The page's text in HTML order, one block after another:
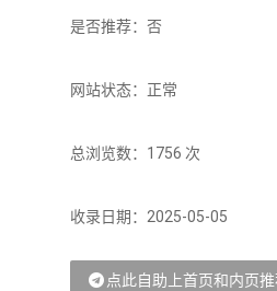
是否推荐：否
网站状态：正常
总浏览数：1756 次
收录日期：2025-05-05
点此自助上首页和内页